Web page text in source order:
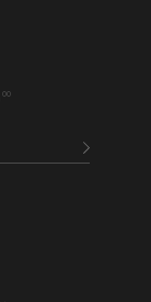
00